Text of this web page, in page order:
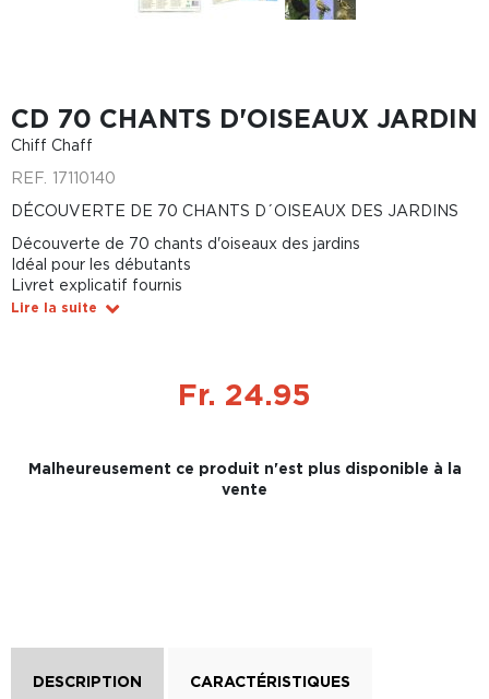
CD 70 CHANTS D'OISEAUX JARDIN
Chiff Chaff
REF. 17110140
DÉCOUVERTE DE 70 CHANTS D´OISEAUX DES JARDINS
Découverte de 70 chants d'oiseaux des jardins
Idéal pour les débutants
Livret explicatif fournis
Lire la suite
Fr. 24.95
Malheureusement ce produit n'est plus disponible à la
vente
DESCRIPTION CARACTÉRISTIQUES